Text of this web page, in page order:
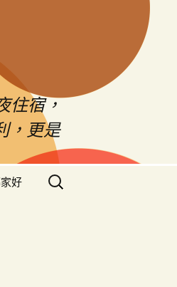
住宿，
，更是
好
搜
尋